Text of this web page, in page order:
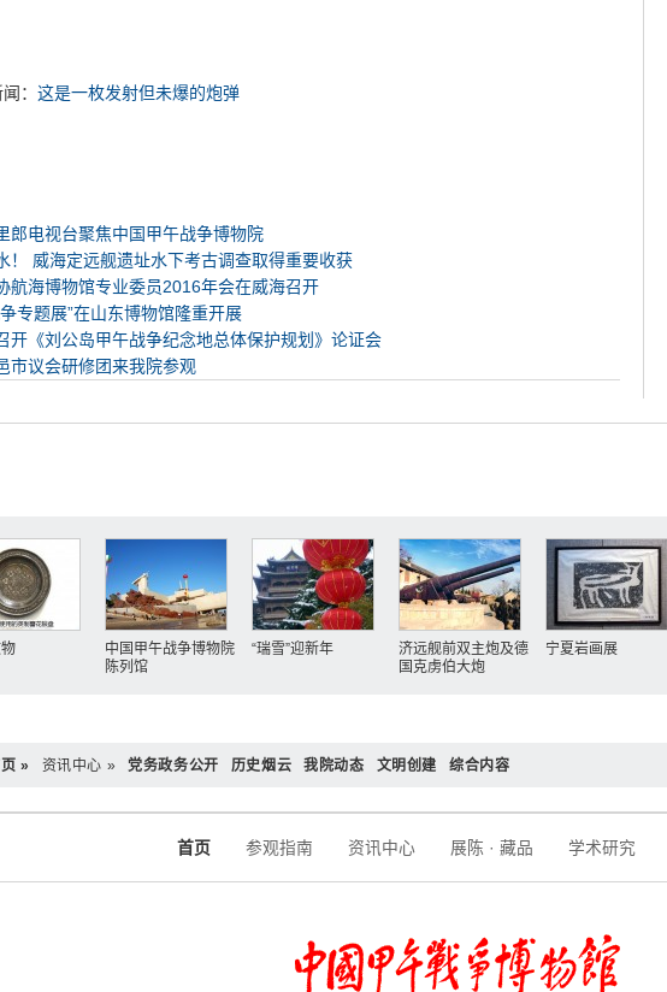
： 这是一枚发射但未爆的炮弹
郎电视台聚焦中国甲午战争博物院
！ 威海定远舰遗址​水下考古调查取得重要收获
航海博物馆专业委员2016年会在威海召开
专题展”在山东博物馆隆重开展
开《刘公岛甲午战争纪念地总体保护规划》论证会
市议会研修团来我院参观
中国甲午战争博物院
陈列馆
“瑞雪”迎新年
济远舰前双主炮及德
国克虏伯大炮
宁夏岩画展
» 资讯中心 » 党务政务公开 历史烟云 我院动态 文明创建 综合内容
首页 参观指南 资讯中心 展陈 · 藏品 学术研究